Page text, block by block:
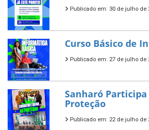
Publicado em: 30 de julho de
Curso Básico de
Publicado em: 27 de julho de
Sanharó
Proteção
Publicado em: 22 de julho de